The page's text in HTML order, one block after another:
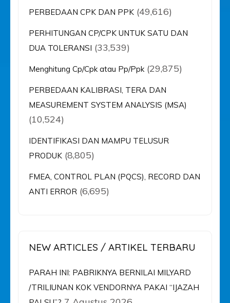
PERBEDAAN CPK DAN PPK (49,616)
PERHITUNGAN CP/CPK UNTUK SATU DAN
DUA TOLERANSI (33,539)
Menghitung Cp/Cpk atau Pp/Ppk (29,875)
PERBEDAAN KALIBRASI, TERA DAN
MEASUREMENT SYSTEM ANALYSIS (MSA)
(10,524)
IDENTIFIKASI DAN MAMPU TELUSUR
PRODUK (8,805)
FMEA, CONTROL PLAN (PQCS), RECORD DAN
ANTI ERROR (6,695)
NEW ARTICLES / ARTIKEL TERBARU
PARAH INI: PABRIKNYA BERNILAI MILYARD
/TRILIUNAN KOK VENDORNYA PAKAI “IJAZAH